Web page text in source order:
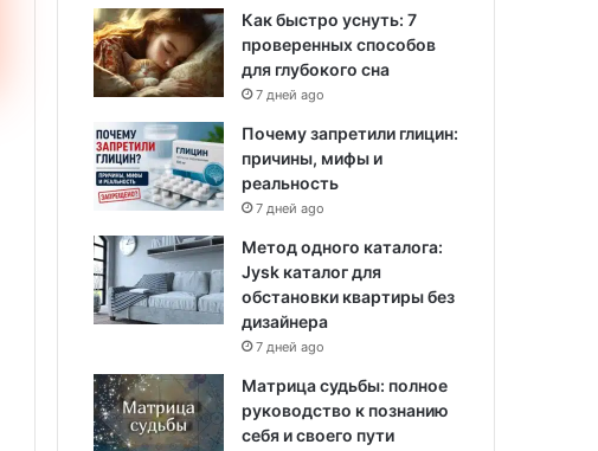
Как быстро уснуть: 7
проверенных способов
для глубокого сна
7 дней ago
Почему запретили глицин:
причины, мифы и
реальность
7 дней ago
Метод одного каталога:
Jysk каталог для
обстановки квартиры без
дизайнера
7 дней ago
Матрица судьбы: полное
руководство к познанию
себя и своего пути